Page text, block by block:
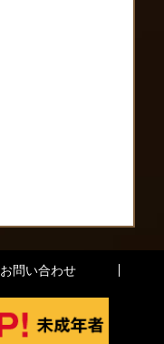
お問い合わせ